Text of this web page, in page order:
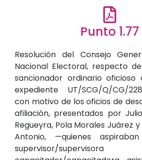
Punto 1.77
Resolución del Consejo
Nacional Electoral, respecto
sancionador ordinario
expediente UT/SCG/Q/CG/
con motivo de los oficios de
afiliación, presentados por
Regueyra, Pola Morales Juárez
Antonio, —quienes
supervisor/